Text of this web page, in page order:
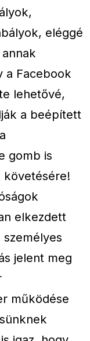
eléggé
a Facebook
lehetővé,
a beépített
gomb is
követésére!
elkezdett
jelent meg
működése